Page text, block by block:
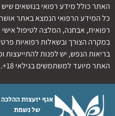
האתר כולל מידע רפואי בנושאים
כל המידע הרפואי הנמצא באתר אושר
רפואית, אבחנה, המלצה לטיפול
במקרה הצורך ובשאלות רפואיות
בריאות הנפש, יש לפנות להתייעצות
האתר מיועד למשתמשים בגילאי 18+.
אגף יועצות ההלכה
של נשמת